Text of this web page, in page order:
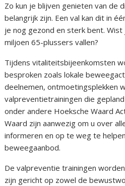
Zo kun je blijven genieten van de
belangrijk zijn. Een val kan dit in
je nog gezond en sterk bent. Wist
miljoen 65-plussers vallen?
Tijdens vitaliteitsbijeenkomsten
besproken zoals lokale
deelnemen, ontmoetingsplekken
valpreventietrainingen die
onder andere Hoeksche Waard
Waard zijn aanwezig om u over
informeren en op te weg te
beweegaanbod.
De valpreventie trainingen
zijn gericht op zowel de